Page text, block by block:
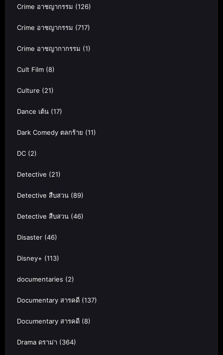
Crime อาชญากรรม (126)
Crime อาชญากรรม (717)
Crime อาชญากากรรม (1)
Cult Film (8)
Culture (21)
Dance เต้น (17)
Dark Comedy ตลกร้าย (11)
DC (2)
Detective (21)
Detective สืบสวน (89)
Detective สืบสวน (46)
Disaster (46)
Disney+ (113)
documentaries (2)
Documentary สารคดี (137)
Documentary สารคดี (8)
Drama ดราม่า (364)